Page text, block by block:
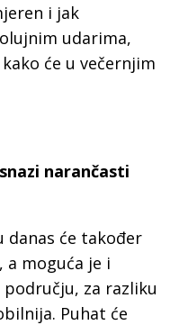
i jak
udarima,
će u večernjim
narančasti
danas će također
a moguća je i
za razliku
Puhat će